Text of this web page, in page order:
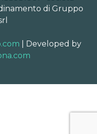
di Gruppo
| Developed by